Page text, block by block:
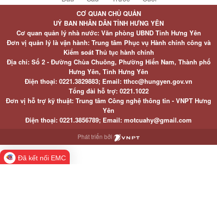
CƠ QUAN CHỦ QUẢN
UỶ BAN NHÂN DÂN TỈNH HƯNG YÊN
Cơ quan quản lý nhà nước: Văn phòng UBND Tỉnh Hưng Yên
Đơn vị quản lý là vận hành: Trung tâm Phục vụ Hành chính công và
Kiểm soát Thủ tục hành chính
Địa chỉ: Số 2 - Đường Chùa Chuông, Phường Hiến Nam, Thành phố
Hưng Yên, Tỉnh Hưng Yên
Điện thoại: 0221.3829883; Email: tthcc@hungyen.gov.vn
Tổng đài hỗ trợ: 0221.1022
Đơn vị hỗ trợ kỹ thuật: Trung tâm Công nghệ thông tin - VNPT Hưng
Yên
Điện thoại: 0221.3856789; Email: motcuahy@gmail.com
Phát triển bởi
Đã kết nối EMC